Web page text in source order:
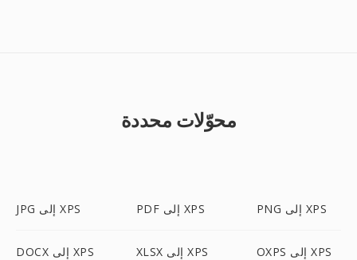
محوّلات محددة
JPG إلى XPS PDF إلى XPS PNG إلى XPS
DOCX إلى XPS XLSX إلى XPS OXPS إلى XPS